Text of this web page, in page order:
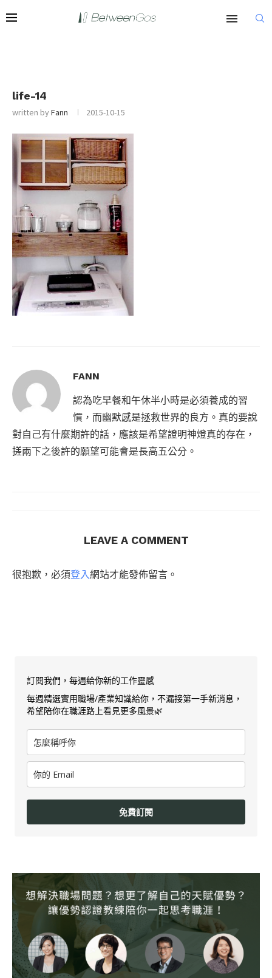
life-14
written byFann 2015-10-15
FANN
認為吃早餐和午休半小時是必須養成的習
慣，而幽默感是拯救世界的良方。真的要說
對自己有什麼期許的話，應該是希望證明神燈真的存在，
搓兩下之後許的願望可能會是長高五公分。
LEAVE A COMMENT
很抱歉，必須登入網站才能發佈留言。
訂閱我們，每週給你新的工作靈感
每週精選實用職場/產業知識給你，不漏接第一手新消息，
希望陪你在職涯路上看見更多風景🌿
免費訂閱